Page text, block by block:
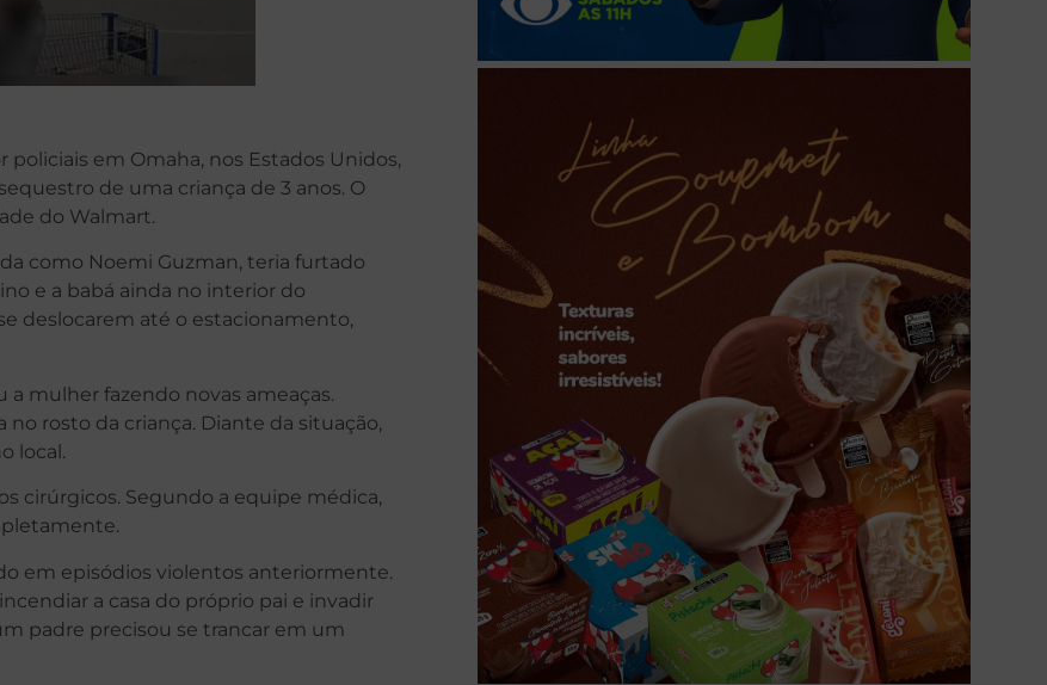
policiais em Omaha, nos Estados Unidos,
de uma criança de 3 anos. O
do Walmart.
como Noemi Guzman, teria furtado
e a babá ainda no interior do
deslocarem até o estacionamento,
a mulher fazendo novas ameaças.
rosto da criança. Diante da situação,
local.
cirúrgicos. Segundo a equipe médica,
em episódios violentos anteriormente.
a casa do próprio pai e invadir
padre precisou se trancar em um